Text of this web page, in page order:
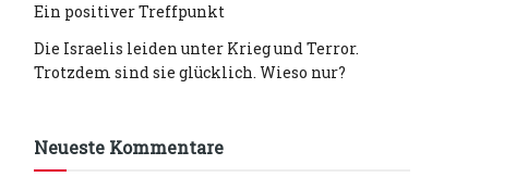
Ein positiver Treffpunkt
Die Israelis leiden unter Krieg und Terror.
Trotzdem sind sie glücklich. Wieso nur?
Neueste Kommentare